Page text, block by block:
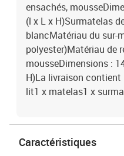
ensachés,
(l x L x H)Surmatelas
blancMatériau du sur-
polyester)Matériau de
mousseDimensions :
H)La livraison
lit1 x matelas1 x
Caractéristiques